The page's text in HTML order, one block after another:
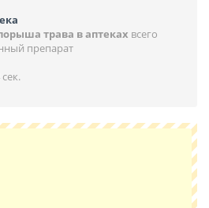
трава в аптеках всего
препарат